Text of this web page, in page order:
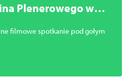
Plenerowego w
filmowe spotkanie pod gołym